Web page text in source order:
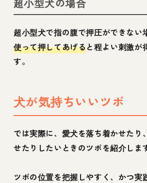
超小型犬で指の腹で押圧ができない
使って押してあげると程よい刺激が
す。
犬が気持ちいいツボ
では実際に、愛犬を落ち着かせたり
せたりしたいときのツボを紹介しま
ツボの位置を把握しやすく、かつ実